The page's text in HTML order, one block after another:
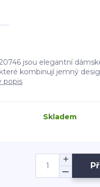
jsou elegantní
kombinují jemný
popis
Skladem